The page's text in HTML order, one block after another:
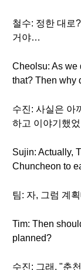
철수: 정한 대로
거야…
Cheolsu: As we
that? Then why
수진: 사실은 아
하고 이야기했
Sujin: Actually,
Chuncheon to
팀: 자, 그럼 계
Tim: Then
planned?
수진: 그래, "춘